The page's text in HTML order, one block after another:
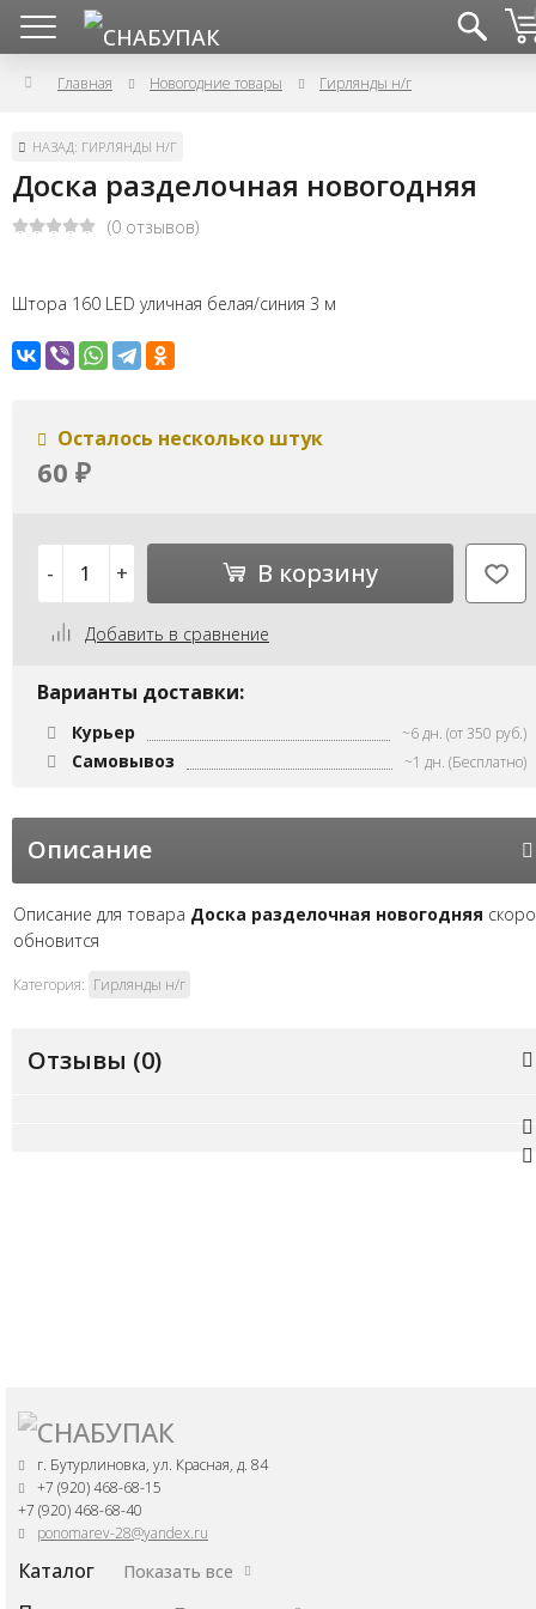
Главная Новогодние товары Гирлянды н/г
НАЗАД: ГИРЛЯНДЫ Н/Г
Доска разделочная новогодняя
(0 отзывов)
Штора 160 LED уличная белая/синия 3 м
Осталось несколько штук
60 ₽
- + В корзину
Добавить в сравнение
Варианты доставки:
Курьер ~6 дн. (от 350 руб.)
Самовывоз ~1 дн. (Бесплатно)
Описание
Описание для товара Доска разделочная новогодняя скоро
обновится
Категория: Гирлянды н/г
Отзывы (0)
г. Бутурлиновка, ул. Красная, д. 84
+7 (920) 468-68-15
+7 (920) 468-68-40
ponomarev-28@yandex.ru
Каталог Показать все